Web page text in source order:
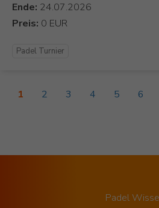
Ende:
Preis:
Padel Turnier
1 2 3 4 5 6
Padel